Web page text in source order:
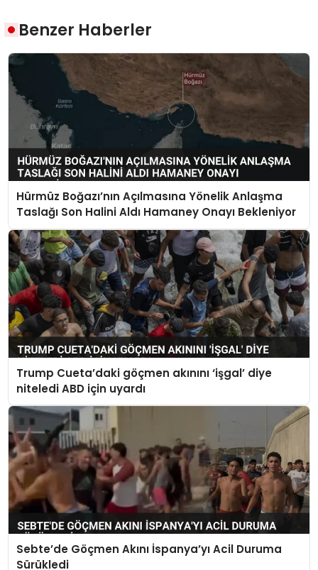
Benzer Haberler
Hürmüz Boğazı’nın Açılmasına Yönelik Anlaşma
Taslağı Son Halini Aldı Hamaney Onayı Bekleniyor
Trump Cueta’daki göçmen akınını ‘işgal’ diye
niteledi ABD için uyardı
Sebte’de Göçmen Akını İspanya’yı Acil Duruma
Sürükledi